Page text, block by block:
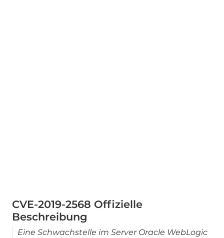
CVE-2019-2568 Offizielle
Beschreibung
Eine Schwachstelle im Server Oracle WebLogic